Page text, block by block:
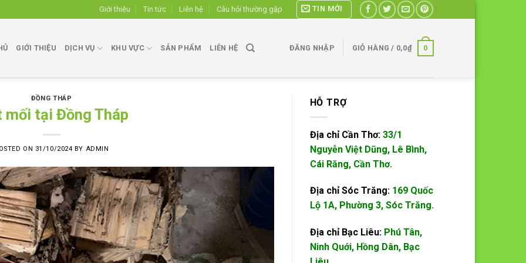
Giới thiệu Tin tức Liên hệ Câu hỏi thường gặp TIN MỚI
GIỚI THIỆU DỊCH VỤ KHU VỰC SẢN PHẨM LIÊN HỆ ĐĂNG NHẬP GIỎ HÀNG / 0,0₫ 0
ĐỒNG THÁP
mối tại Đồng Tháp
ON 31/10/2024 BY ADMIN
HỖ TRỢ
Địa chỉ Cần Thơ: 33/1
Nguyễn Việt Dũng, Lê Bình,
Cái Răng, Cần Thơ.
Địa chỉ Sóc Trăng: 169 Quốc
Lộ 1A, Phường 3, Sóc Trăng.
Địa chỉ Bạc Liêu: Phú Tân,
Ninh Quới, Hồng Dân, Bạc